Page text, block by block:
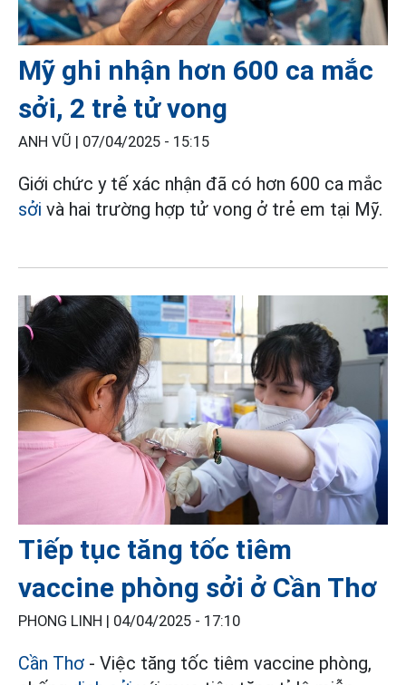
Mỹ ghi nhận hơn 600 ca mắc
sởi, 2 trẻ tử vong
ANH VŨ | 07/04/2025 - 15:15
Giới chức y tế xác nhận đã có hơn 600 ca mắc
sởi và hai trường hợp tử vong ở trẻ em tại Mỹ.
Tiếp tục tăng tốc tiêm
vaccine phòng sởi ở Cần Thơ
PHONG LINH | 04/04/2025 - 17:10
Cần Thơ - Việc tăng tốc tiêm vaccine phòng,